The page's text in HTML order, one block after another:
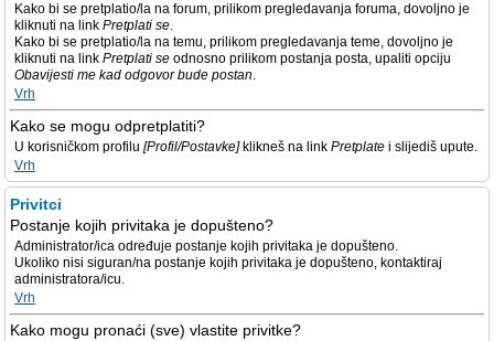
Kako bi se pretplatio/la na forum, prilikom pregledavanja foruma, dovoljno je
kliknuti na link Pretplati se.
Kako bi se pretplatio/la na temu, prilikom pregledavanja teme, dovoljno je
kliknuti na link Pretplati se odnosno prilikom postanja posta, upaliti opciju
Obavijesti me kad odgovor bude postan.
Vrh
Kako se mogu odpretplatiti?
U korisničkom profilu [Profil/Postavke]klikneš na link Pretplate i slijediš upute.
Vrh
Privitci
Postanje kojih privitaka je dopušteno?
Administrator/ica određuje postanje kojih privitaka je dopušteno.
Ukoliko nisi siguran/na postanje kojih privitaka je dopušteno, kontaktiraj
administratora/icu.
Vrh
Kako mogu pronaći (sve) vlastite privitke?